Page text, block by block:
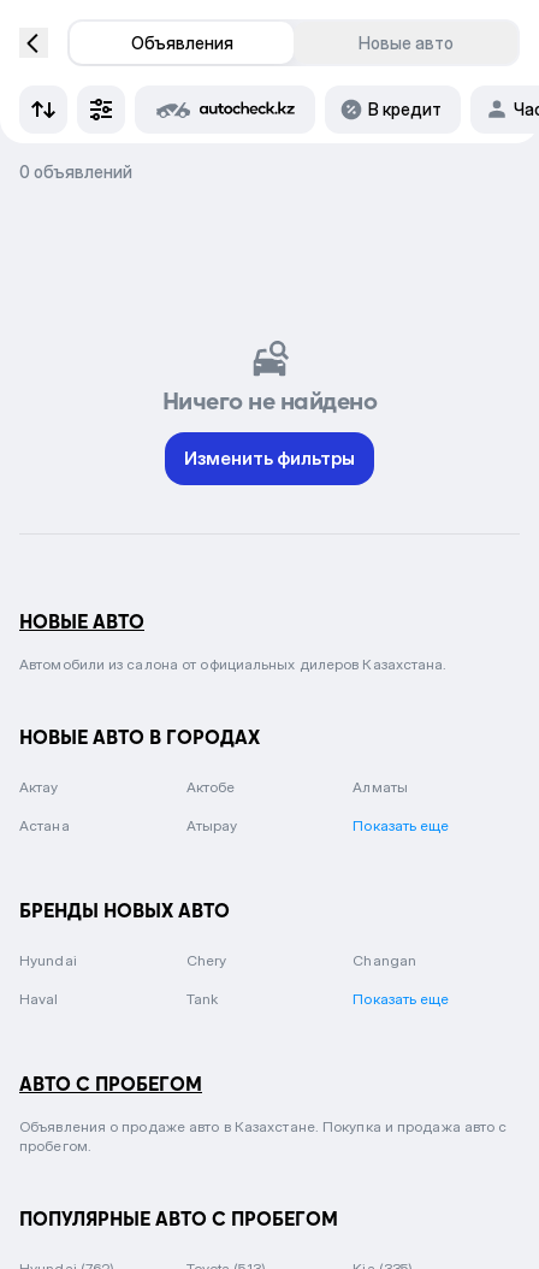
Объявления Новые авто
В кредит
0 объявлений
Ничего не найдено
Изменить фильтры
НОВЫЕ АВТО
Автомобили из салона от официальных дилеров Казахстана.
НОВЫЕ АВТО В ГОРОДАХ
Актау Актобе Алматы
Астана Атырау Показать еще
БРЕНДЫ НОВЫХ АВТО
Hyundai Chery Changan
Haval Tank Показать еще
АВТО С ПРОБЕГОМ
Объявления о продаже авто в Казахстане. Покупка и продажа авто с
пробегом.
ПОПУЛЯРНЫЕ АВТО С ПРОБЕГОМ